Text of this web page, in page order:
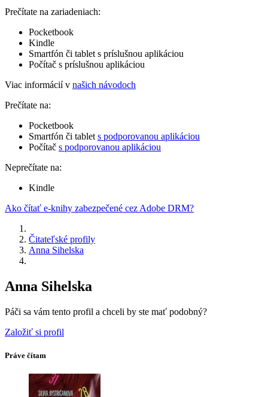
Prečítate na zariadeniach:
Pocketbook
Kindle
Smartfón či tablet s príslušnou aplikáciou
Počítač s príslušnou aplikáciou
Viac informácií v našich návodoch
Prečítate na:
Pocketbook
Smartfón či tablet s podporovanou aplikáciou
Počítač s podporovanou aplikáciou
Neprečítate na:
Kindle
Ako čítať e-knihy zabezpečené cez Adobe DRM?
Čitateľské profily
Anna Sihelska
Anna Sihelska
Páči sa vám tento profil a chceli by ste mať podobný?
Založiť si profil
Práve čítam